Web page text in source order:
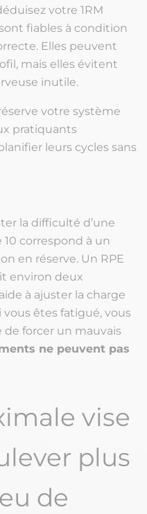
votre 1RM
fiables à condition
Elles peuvent
mais elles évitent
inutile.
votre système
pratiquants
leurs cycles sans
la difficulté d’une
10 correspond à un
en réserve. Un RPE
environ deux
à ajuster la charge
êtes fatigué, vous
forcer un mauvais
ne peuvent pas
vise
plus
de